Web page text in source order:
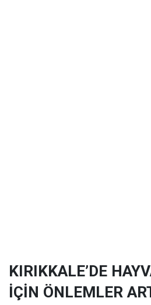
KIRIKKALE’DE
İÇİN ÖNLEMLER